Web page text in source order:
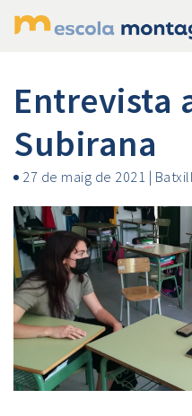
Entrevista
Subirana
27 de maig de 2021 |